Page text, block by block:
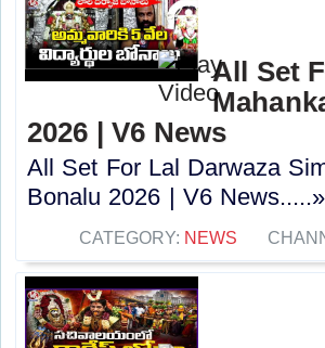
All Set
2026 | V6 News
All Set For Lal Darwaza
Bonalu 2026 | V6
CATEGORY: NEWS